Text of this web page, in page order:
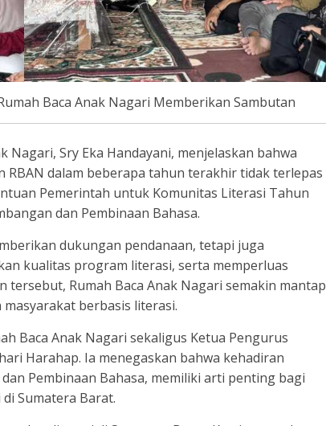
Baca Anak Nagari Memberikan Sambutan
Nagari, Sry Eka Handayani, menjelaskan bahwa
dalam beberapa tahun terakhir tidak terlepas
Pemerintah untuk Komunitas Literasi Tahun
dan Pembinaan Bahasa.
dukungan pendanaan, tetapi juga
kualitas program literasi, serta memperluas
Rumah Baca Anak Nagari semakin mantap
berbasis literasi.
Baca Anak Nagari sekaligus Ketua Pengurus
Harahap. Ia menegaskan bahwa kehadiran
Pembinaan Bahasa, memiliki arti penting bagi
Sumatera Barat.